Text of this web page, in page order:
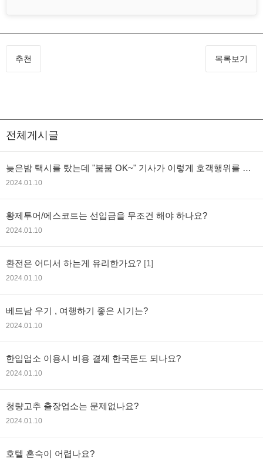
추천 목록보기
전체게시글
늦은밤 택시를 탔는데 "붐붐 OK~" 기사가 이렇게 호객행위를 하
2024.01.10
황제투어/에스코트는 선입금을 무조건 해야 하나요?
2024.01.10
환전은 어디서 하는게 유리한가요? [1]
2024.01.10
베트남 우기 , 여행하기 좋은 시기는?
2024.01.10
한입업소 이용시 비용 결제 한국돈도 되나요?
2024.01.10
청량고추 출장업소는 문제없나요?
2024.01.10
호텔 혼숙이 어렵나요?